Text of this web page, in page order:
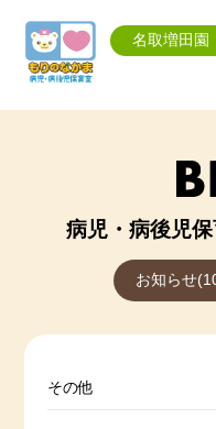
名取増田園
病児・病後児
お知らせ
その他